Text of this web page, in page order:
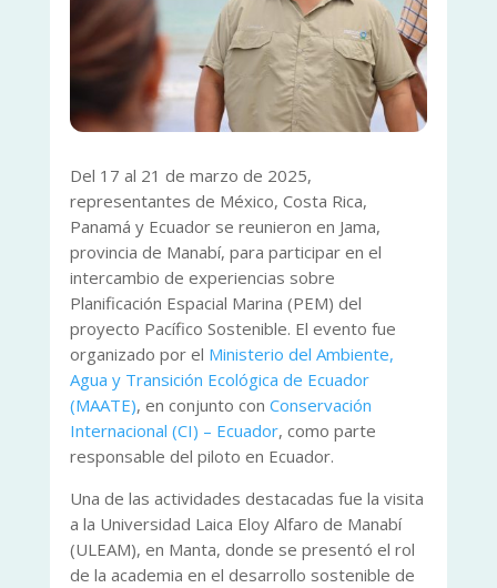
Del 17 al 21 de marzo de 2025,
representantes de México, Costa Rica,
Panamá y Ecuador se reunieron en Jama,
provincia de Manabí, para participar en el
intercambio de experiencias sobre
Planificación Espacial Marina (PEM) del
proyecto Pacífico Sostenible. El evento fue
organizado por el Ministerio del Ambiente,
Agua y Transición Ecológica de Ecuador
(MAATE), en conjunto con Conservación
Internacional (CI) – Ecuador, como parte
responsable del piloto en Ecuador.
Una de las actividades destacadas fue la visita
a la Universidad Laica Eloy Alfaro de Manabí
(ULEAM), en Manta, donde se presentó el rol
de la academia en el desarrollo sostenible de